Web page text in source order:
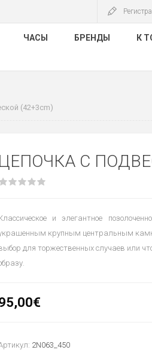
ЧАСЫ БРЕНДЫ К
(42+3cm)
ЦЕПОЧКА С
и элегантное
крупным центральным
для торжественных случаев или
2N063_450